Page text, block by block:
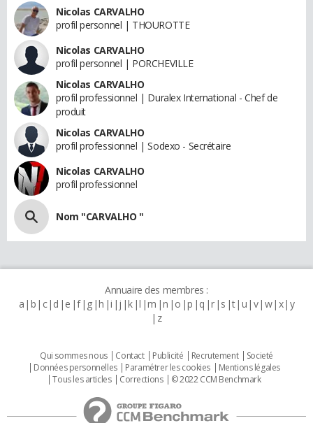
Nicolas CARVALHO
profil personnel | THOUROTTE
Nicolas CARVALHO
profil personnel | PORCHEVILLE
Nicolas CARVALHO
profil professionnel | Duralex International - Chef de
produit
Nicolas CARVALHO
profil professionnel | Sodexo - Secrétaire
Nicolas CARVALHO
profil professionnel
Nom "CARVALHO "
Annuaire des membres :
a b c d e f g h i j k l m n o p q r s t u v w x y
z
Qui sommes nous Contact Publicité Recrutement
Societé
Données personnelles
Paramétrer les cookies
Mentions légales
Tous les articles
Corrections © 2022 CCM Benchmark